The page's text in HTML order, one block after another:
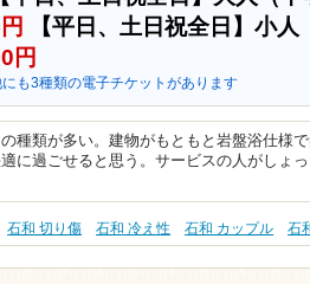
【平日、土日祝全日】小
円
も3種類の電子チケットがあります
種類が多い。建物がもともと岩盤浴仕様
に過ごせると思う。サービスの人がしょ
石和 切り傷 石和 冷え性 石和 カップル 石